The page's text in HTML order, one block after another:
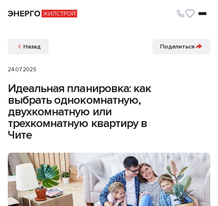
Назад Поделиться
24.07.2025
Идеальная планировка: как
выбрать однокомнатную,
двухкомнатную или
трехкомнатную квартиру в
Чите